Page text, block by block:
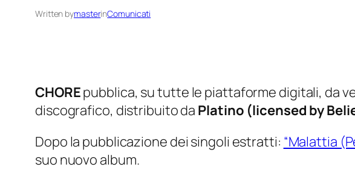
Written bymasterinComunicati
CHOREpubblica, su tutte le piattaforme digitali, da
discografico, distribuito da Platino (licensed by
Dopo la pubblicazione dei singoli estratti: “Malattia
suo nuovo album.